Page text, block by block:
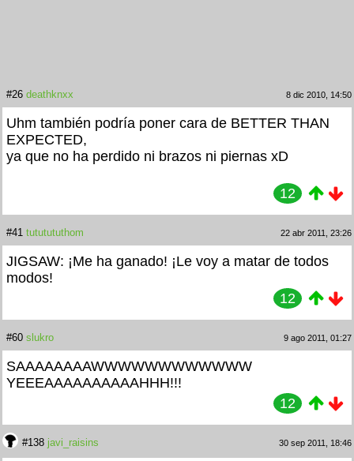
#26 deathknxx 8 dic 2010, 14:50
Uhm también podría poner cara de BETTER THAN
EXPECTED,
ya que no ha perdido ni brazos ni piernas xD
12
#41 tututututhom 22 abr 2011, 23:26
JIGSAW: ¡Me ha ganado! ¡Le voy a matar de todos
modos!
12
#60 slukro 9 ago 2011, 01:27
SAAAAAAAAWWWWWWWWWWWW
YEEEAAAAAAAAAAHHH!!!
12
#138 javi_raisins 30 sep 2011, 18:46